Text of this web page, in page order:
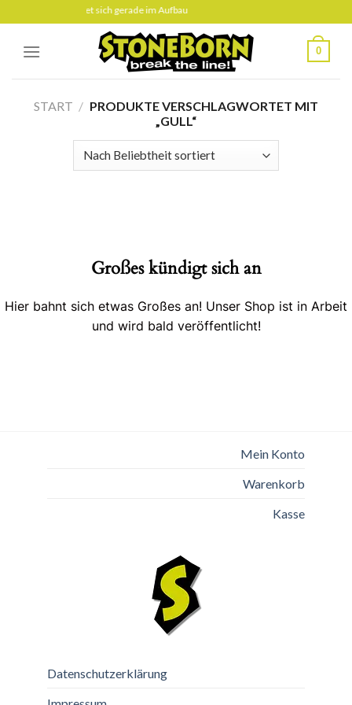
to
content
Diese Seite befindet sich gerade im Aufbau
0
START / PRODUKTE VERSCHLAGWORTET MIT
„GULL“
Großes kündigt sich an
Hier bahnt sich etwas Großes an! Unser Shop ist in Arbeit
und wird bald veröffentlicht!
Mein Konto
Warenkorb
Kasse
Datenschutzerklärung